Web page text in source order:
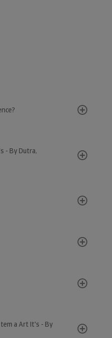
- By Dutra,
a Art It's - By